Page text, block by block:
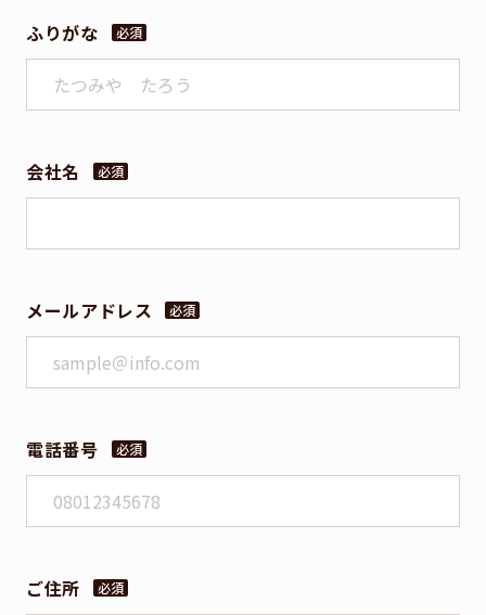
COMPANY
会社概要
新着情報
お問い合わせ
ふりがな
会社名
メールアドレス
電話番号
ご住所